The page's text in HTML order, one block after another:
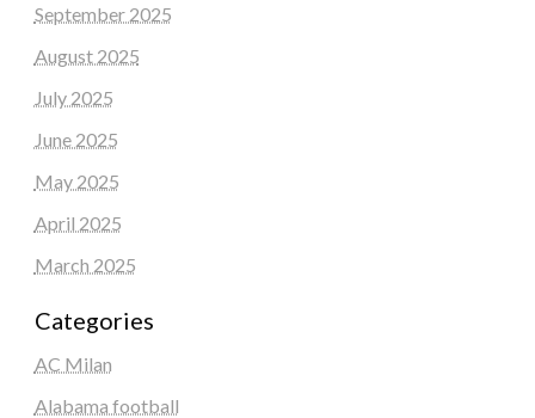
September 2025
August 2025
July 2025
June 2025
May 2025
April 2025
March 2025
Categories
AC Milan
Alabama football